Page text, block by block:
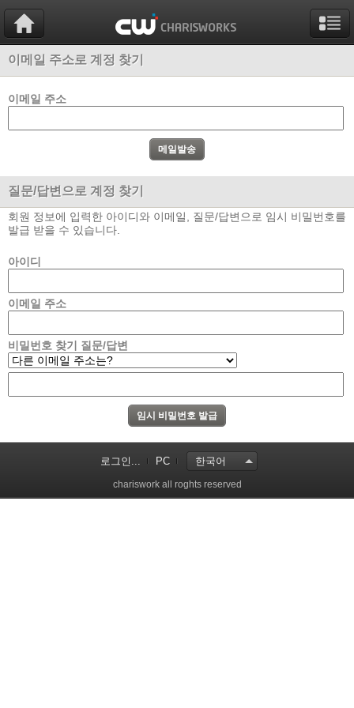
이메일 주소로 계정 찾기
이메일 주소
질문/답변으로 계정 찾기
회원 정보에 입력한 아이디와 이메일, 질문/답변으로 임시 비밀번호를
발급 받을 수 있습니다.
아이디
이메일 주소
비밀번호 찾기 질문/답변
로그인... PC 한국어
chariswork all roghts reserved